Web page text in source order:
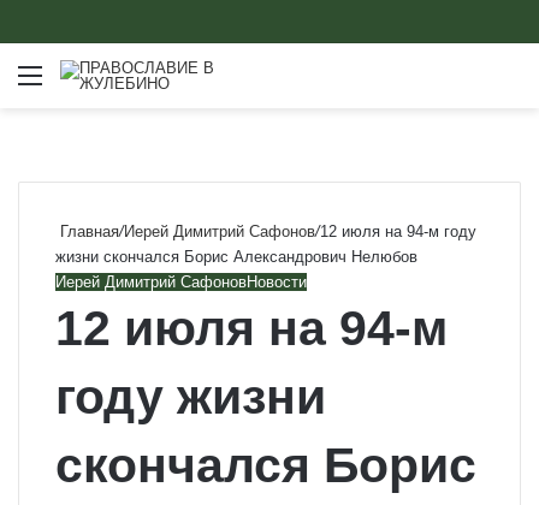
Меню
Главная/Иерей Димитрий Сафонов/12 июля на 94-м году
жизни скончался Борис Александрович Нелюбов
Иерей Димитрий СафоновНовости
12 июля на 94-м
году жизни
скончался Борис